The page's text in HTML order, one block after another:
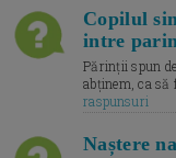
Copilul
intre
Părinții spun
abținem, ca să
raspunsuri
Naștere